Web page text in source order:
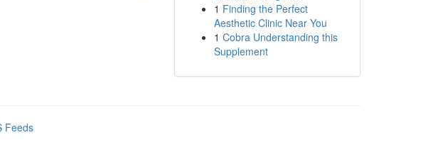
1 Finding the Perfect
Aesthetic Clinic Near You
1 Cobra Understanding this
Supplement
Feeds